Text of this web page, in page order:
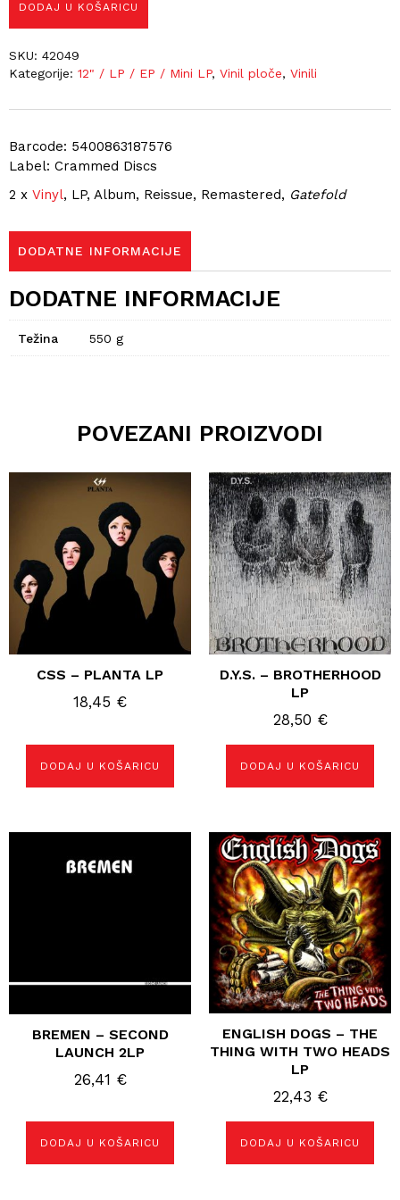
Barcode: 5400863187576
Label: Crammed Discs
2 x Vinyl, LP, Album, Reissue, Remastered, Gatefold
DODAJ U KOŠARICU
SKU: 42049
Kategorije: 12" / LP / EP / Mini LP, Vinil ploče, Vinili
DODATNE INFORMACIJE
DODATNE INFORMACIJE
Težina 550 g
POVEZANI PROIZVODI
CSS – PLANTA LP
18,45 €
DODAJ U KOŠARICU
D.Y.S. – BROTHERHOOD
LP
28,50 €
DODAJ U KOŠARICU
BREMEN – SECOND
LAUNCH 2LP
26,41 €
DODAJ U KOŠARICU
ENGLISH DOGS – THE
THING WITH TWO HEADS
LP
22,43 €
DODAJ U KOŠARICU